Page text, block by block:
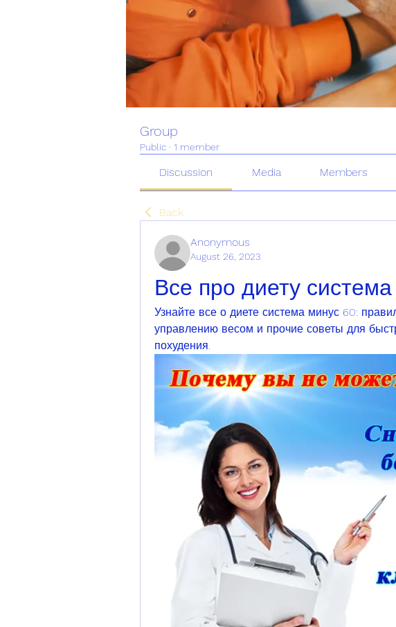
Group
Public · 1 member
Discussion Media Members
Back
Anonymous
August 26, 2023
Все про диету
Узнайте все о диете система минус 60:
управлению весом и прочие советы для
похудения.